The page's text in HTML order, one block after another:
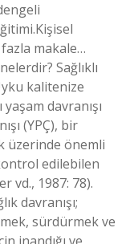
fazla makale…
Sağlıklı
kalitenize
davranışı
(YPÇ), bir
üzerinde önemli
edilebilen
vd., 1987: 78).
davranışı;
sürdürmek ve